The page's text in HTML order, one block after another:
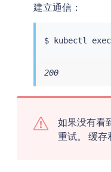
建立通信：
$ kubectl exec
200
如果没有看
重试。 缓存